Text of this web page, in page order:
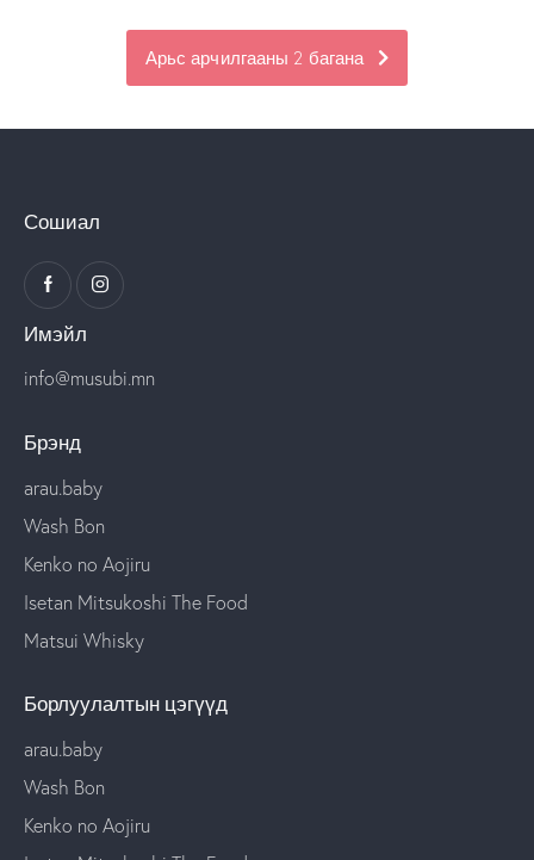
Арьс арчилгааны 2 багана
Сошиал
Имэйл
info@musubi.mn
Брэнд
arau.baby
Wash Bon
Kenko no Aojiru
Isetan Mitsukoshi The Food
Matsui Whisky
Борлуулалтын цэгүүд
arau.baby
Wash Bon
Kenko no Aojiru